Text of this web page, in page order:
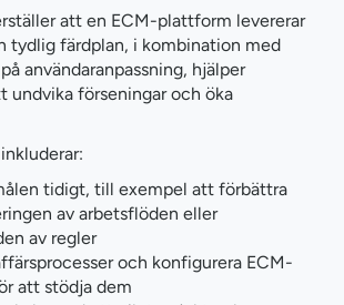
att en ECM-plattform levererar
tydlig färdplan, i kombination med
användaranpassning, hjälper
undvika förseningar och öka
tidigt, till exempel att förbättra
av arbetsflöden eller
av regler
och konfigurera ECM-
att stödja dem